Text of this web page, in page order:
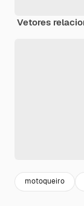
Vetores
motoqueiro